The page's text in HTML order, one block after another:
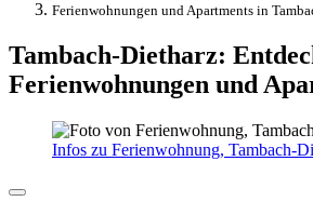
Ferienwohnungen und Apartments in
Tambach-Dietharz:
Ferienwohnungen und
Infos zu Ferienwohnung, Tambach-